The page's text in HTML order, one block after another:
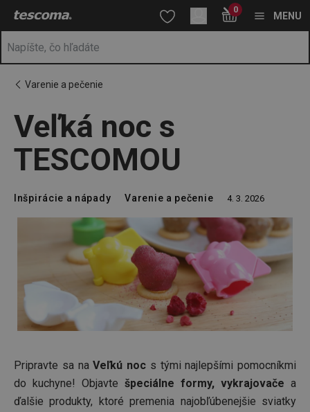
Nachádzate sa na stránke Veľká noc s TESCOMOU
Prejsť na hlavný obsah
Prejsť na vyhľadávanie
Prejsť na navigáciu 0
MENU
Varenie a pečenie
Veľká noc s
TESCOMOU
Inšpirácie a nápady Varenie a pečenie 4. 3. 2026
Pripravte sa naVeľkú noc s tými najlepšími pomocníkmi
do kuchyne! Objavte špeciálne formy, vykrajovače a
ďalšie produkty, ktoré premenia najobľúbenejšie sviatky